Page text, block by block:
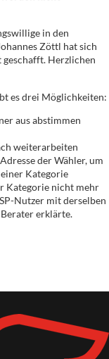
in den
Zöttl hat sich
geschafft. Herzlichen
es drei Möglichkeiten:
aus abstimmen
weiterarbeiten
der Wähler, um
Kategorie
Kategorie nicht mehr
Nutzer mit derselben
erklärte.